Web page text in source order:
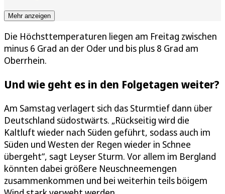
Mehr anzeigen
Die Höchsttemperaturen liegen am Freitag zwischen
minus 6 Grad an der Oder und bis plus 8 Grad am
Oberrhein.
Und wie geht es in den Folgetagen weiter?
Am Samstag verlagert sich das Sturmtief dann über
Deutschland südostwärts. „Rückseitig wird die
Kaltluft wieder nach Süden geführt, sodass auch im
Süden und Westen der Regen wieder in Schnee
übergeht“, sagt Leyser Sturm. Vor allem im Bergland
könnten dabei größere Neuschneemengen
zusammenkommen und bei weiterhin teils böigem